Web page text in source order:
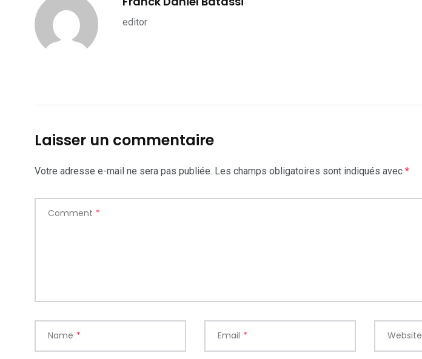
editor
Laisser un commentaire
Votre adresse e-mail ne sera pas publiée. Les champs obligatoires sont indiqués avec *
Comment *
Name * Email * Website